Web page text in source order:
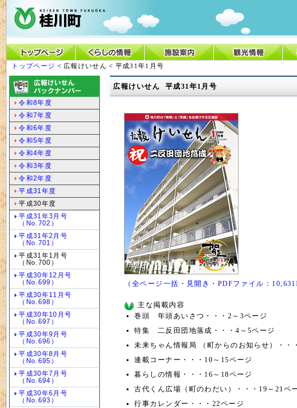
トップページ < 広報けいせん < 平成31年1月号
広報けいせん 平成31年1月号
（全ページ一括・見開き・PDFファイル：
主な掲載内容
巻頭 年頭あいさつ・・・2～3ページ
特集 二反田団地落成・・・4～5ページ
未来ちゃん情報局 （町からのお知らせ）・・
連載コーナー・・・10～15ページ
暮らしの情報・・・16～18ページ
古代くん広場（町のわだい）・・・19～21ペ
行事カレンダー・・・22ページ
令和8年度
令和7年度
令和6年度
令和5年度
令和4年度
令和3年度
令和2年度
平成31年度
平成30年度
平成31年3月号
（No.702）
平成31年2月号
（No.701）
平成31年1月号
（No.700）
平成30年12月号
（No.699）
平成30年11月号
（No.698）
平成30年10月号
（No.697）
平成30年9月号
（No.696）
平成30年8月号
（No.695）
平成30年7月号
（No.694）
平成30年6月号
（No.693）